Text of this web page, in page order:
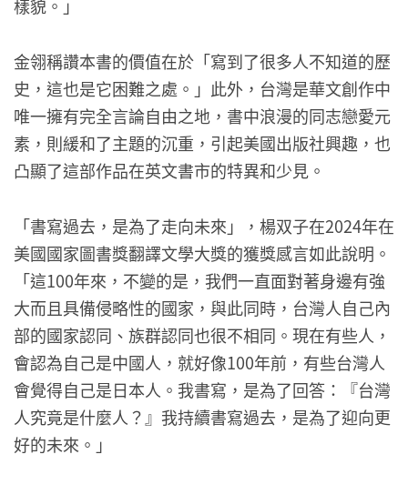
樣貌。」
金翎稱讚本書的價值在於「寫到了很多人不知道的歷
史，這也是它困難之處。」此外，台灣是華文創作中
唯一擁有完全言論自由之地，書中浪漫的同志戀愛元
素，則緩和了主題的沉重，引起美國出版社興趣，也
凸顯了這部作品在英文書市的特異和少見。
「書寫過去，是為了走向未來」，楊双子在2024年在
美國國家圖書獎翻譯文學大獎的獲獎感言如此說明。
「這100年來，不變的是，我們一直面對著身邊有強
大而且具備侵略性的國家，與此同時，台灣人自己內
部的國家認同、族群認同也很不相同。現在有些人，
會認為自己是中國人，就好像100年前，有些台灣人
會覺得自己是日本人。我書寫，是為了回答：『台灣
人究竟是什麼人？』我持續書寫過去，是為了迎向更
好的未來。」